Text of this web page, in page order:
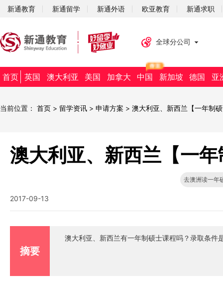
新通教育 新通留学 新通外语 欧亚教育 新通求职
全球分公司
首页 英国 澳大利亚 美国 加拿大 中国 新加坡 德国 亚
当前位置： 首页 > 留学资讯 > 申请方案 > 澳大利亚、新西兰【一年制
澳大利亚、新西兰【一
去澳洲读一年
2017-09-13
摘要
澳大利亚、新西兰有一年制硕士课程吗？录取条件